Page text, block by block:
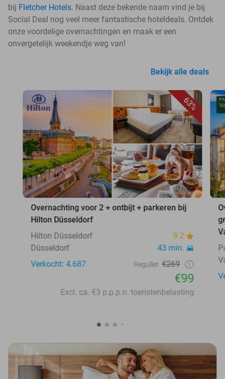
bij Fletcher Hotels. Naast deze bekende naam vind je bij
Social Deal nog veel meer fantastische hoteldeals. Ontdek
onze voordelige overnachtingen en maak er een
onvergetelijk weekendje weg van!
Bekijk alle deals
63%
Overnachting voor 2 + ontbijt + parkeren bij
Hilton Düsseldorf
Hilton Düsseldorf
9.2
Düsseldorf
43 min.
Verkocht: 4.687
Regulier €269
€99
Excl. ca. €3 p.p.p.n. toeristenbelasting